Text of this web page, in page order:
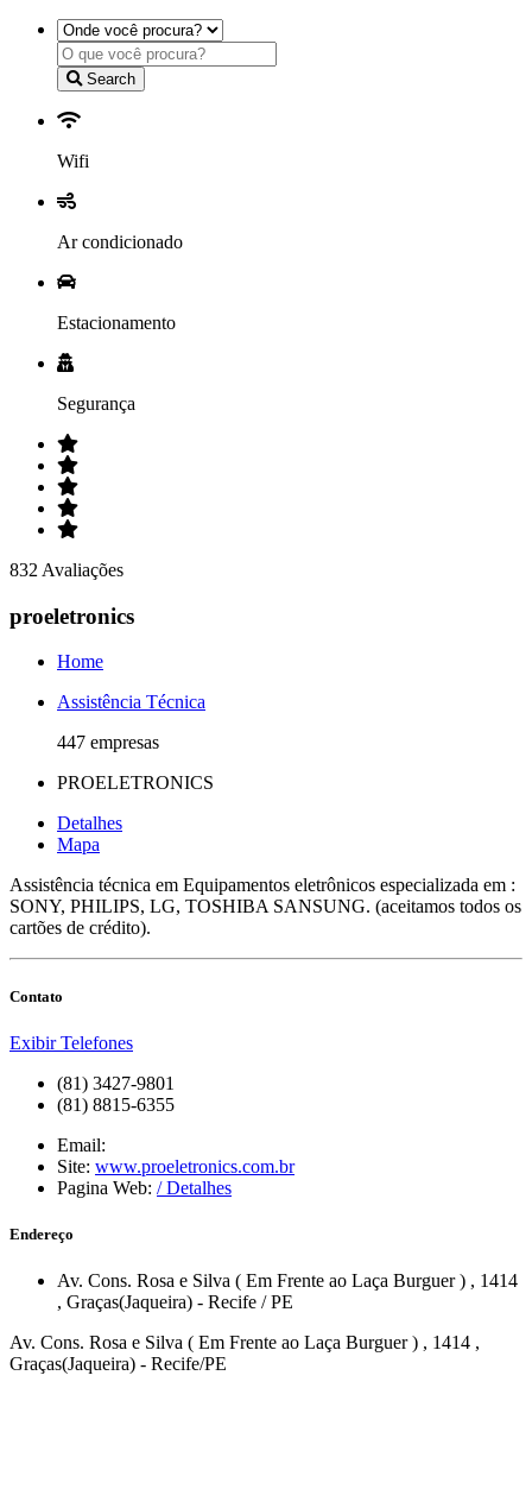
Search
Wifi
Ar condicionado
Estacionamento
Segurança
832 Avaliações
proeletronics
Home
Assistência Técnica
447 empresas
PROELETRONICS
Detalhes
Mapa
Assistência técnica em Equipamentos eletrônicos especializada em :
SONY, PHILIPS, LG, TOSHIBA SANSUNG. (aceitamos todos os
cartões de crédito).
Contato
Exibir Telefones
(81) 3427-9801
(81) 8815-6355
Email:
Site: www.proeletronics.com.br
Pagina Web: / Detalhes
Endereço
Av. Cons. Rosa e Silva ( Em Frente ao Laça Burguer ) , 1414
, Graças(Jaqueira) - Recife /PE
Av. Cons. Rosa e Silva ( Em Frente ao Laça Burguer ) , 1414 ,
Graças(Jaqueira) - Recife/PE